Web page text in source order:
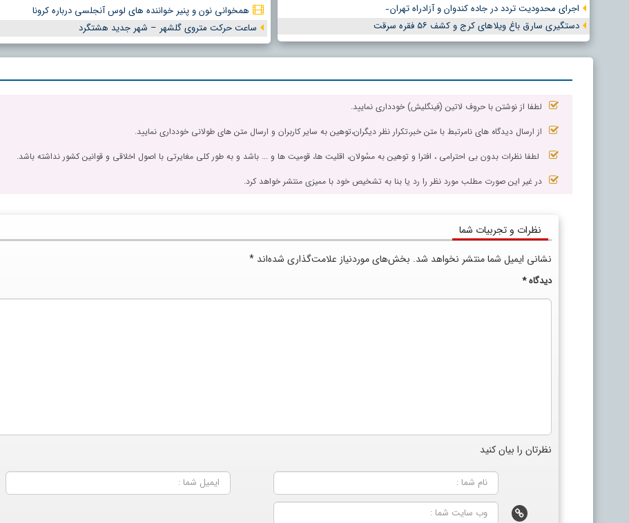
اجرای محدودیت تردد در جاده کندوان و آزادراه تهران ̵
دستگیری سارق باغ ویلاهای کرج و کشف ۵۶ فقره سرقت
همخوانی نون و پنیر خواننده های لوس آنجلسی درباره کرونا
ساعت حرکت متروی گلشهر – شهر جدید هشتگرد
لطفا از نوشتن با حروف لاتین (فینگلیش) خودداری نمایید.
از ارسال دیدگاه های نامرتبط با متن خبر،تکرار نظر دیگران،توهین به سایر کاربران و ارسال متن های طولانی خودداری نمایید.
لطفا نظرات بدون بی احترامی ، افترا و توهین به مسٔولان، اقلیت ها، قومیت ها و ... باشد و به طور کلی مغایرتی با اصول اخلاقی و قوانین کشور نداشته باشد.
در غیر این صورت مطلب مورد نظر را رد یا بنا به تشخیص خود با ممیزی منتشر خواهد کرد.
نظرات و تجربیات شما
نشانی ایمیل شما منتشر نخواهد شد. بخش‌های موردنیاز علامت‌گذاری شده‌اند *
دیدگاه*
نظرتان را بیان کنید